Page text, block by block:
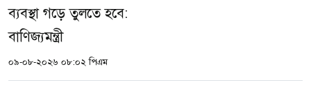
ব্যবস্থা গড়ে তুলতে হবে:
বাণিজ্যমন্ত্রী
০৯-০৮-২০২৬ ০৮:০২ পিএম